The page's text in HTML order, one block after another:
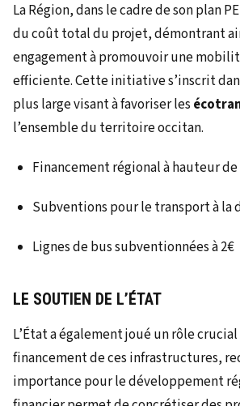
La Région, dans le cadre de son plan
du coût total du projet, démontrant
engagement à promouvoir une
efficiente. Cette initiative s’inscrit
plus large visant à favoriser les
l’ensemble du territoire occitan.
Financement régional à hauteur de
Subventions pour le transport à la
Lignes de bus subventionnées à 2€
LE SOUTIEN DE L’ÉTAT
L’État a également joué un rôle
financement de ces infrastructures,
importance pour le développement